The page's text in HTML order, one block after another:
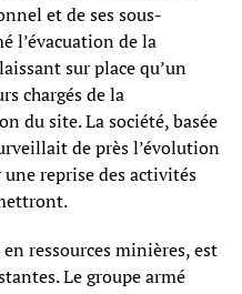
et de ses sous-
l’évacuation de la
sur place qu’un
chargés de la
du site. La société, basée
de près l’évolution
reprise des activités
ressources minières, est
Le groupe armé